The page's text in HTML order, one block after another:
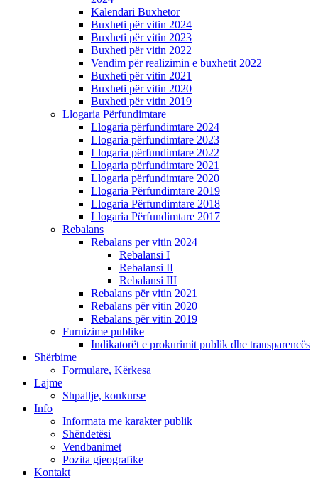
Kalendari Buxhetor
Buxheti për vitin 2024
Buxheti për vitin 2023
Buxheti për vitin 2022
Vendim për realizimin e buxhetit 2022
Buxheti për vitin 2021
Buxheti për vitin 2020
Buxheti për vitin 2019
Llogaria Përfundimtare
Llogaria përfundimtare 2024
Llogaria përfundimtare 2023
Llogaria përfundimtare 2022
Llogaria përfundimtare 2021
Llogaria përfundimtare 2020
Llogaria Përfundimtare 2019
Llogaria Përfundimtare 2018
Llogaria Përfundimtare 2017
Rebalans
Rebalans per vitin 2024
Rebalansi I
Rebalansi II
Rebalansi III
Rebalans për vitin 2021
Rebalans për vitin 2020
Rebalans për vitin 2019
Furnizime publike
Indikatorët e prokurimit publik dhe transparencës
Shërbime
Formulare, Kërkesa
Lajme
Shpallje, konkurse
Info
Informata me karakter publik
Shëndetësi
Vendbanimet
Pozita gjeografike
Kontakt